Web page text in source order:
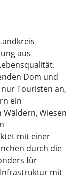
aus
Dom und
Touristen an,
ein
Wiesen
mit einer
durch die
für
mit